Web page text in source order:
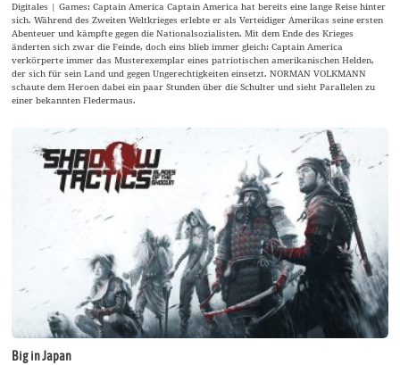
Digitales | Games: Captain America Captain America hat bereits eine lange Reise hinter
sich. Während des Zweiten Weltkrieges erlebte er als Verteidiger Amerikas seine ersten
Abenteuer und kämpfte gegen die Nationalsozialisten. Mit dem Ende des Krieges
änderten sich zwar die Feinde, doch eins blieb immer gleich: Captain America
verkörperte immer das Musterexemplar eines patriotischen amerikanischen Helden,
der sich für sein Land und gegen Ungerechtigkeiten einsetzt. NORMAN VOLKMANN
schaute dem Heroen dabei ein paar Stunden über die Schulter und sieht Parallelen zu
einer bekannten Fledermaus.
Big in Japan